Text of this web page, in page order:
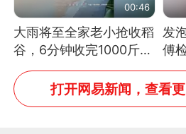
00:46
大雨将至全家老小抢收稻
谷，6分钟收完1000斤，
没有一个人掉链子
发
傅
风
打开网易新闻，查看